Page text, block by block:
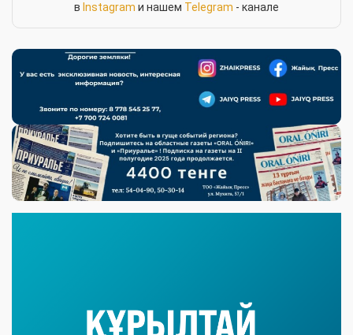
в Instagram и нашем Telegram - канале